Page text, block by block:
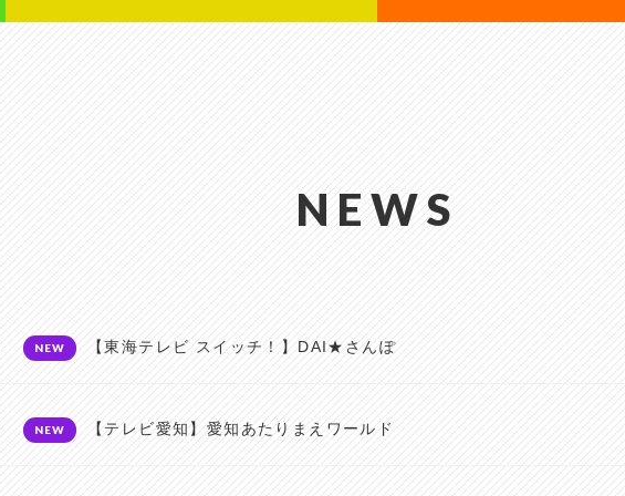
NEWS
NEW 【東海テレビ スイッチ！】DAI★さんぽ
NEW 【テレビ愛知】愛知あたりまえワールド